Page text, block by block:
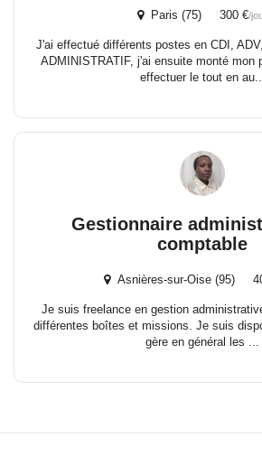
Paris (75) 300 €/
J'ai effectué différents postes en CDI,
ADMINISTRATIF, j'ai ensuite monté mon
effectuer le tout en
Gestionnaire
comptable
Asnières-sur-Oise (95)
Je suis freelance en gestion
différentes boîtes et missions. Je suis
gère en général les ...